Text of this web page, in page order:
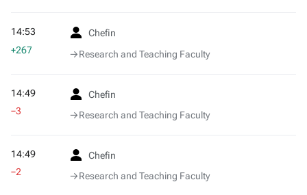
Chefin
→‎Research and Teaching Faculty
14:53
+267
Chefin
→‎Research and Teaching Faculty
14:49
−3
Chefin
→‎Research and Teaching Faculty
14:49
−2